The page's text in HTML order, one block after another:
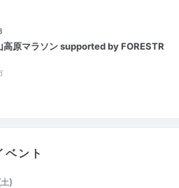
高原マラソン supported by FORESTR
ベント
)